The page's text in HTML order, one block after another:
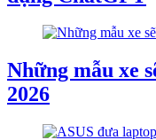
Những mẫu xe
2026